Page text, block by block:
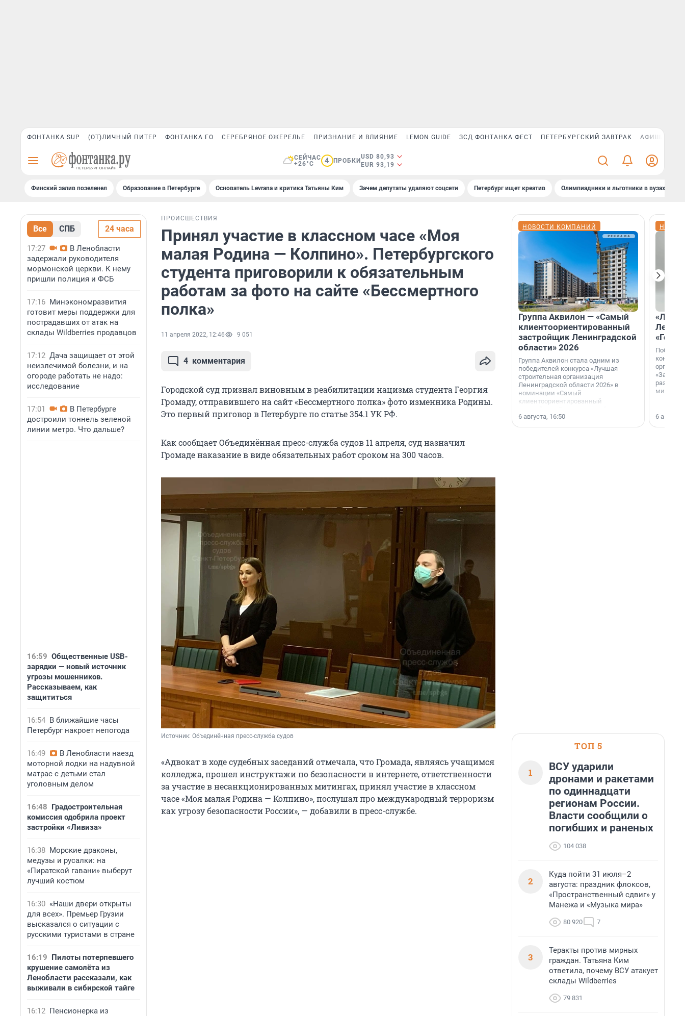
ФОНТАНКА SUP (ОТ)ЛИЧНЫЙ ПИТЕР ФОНТАНКА ГО СЕРЕБРЯНОЕ ОЖЕРЕЛЬЕ ПРИЗНАНИЕ И ВЛИЯНИЕ LEMON GUIDE ЗСД ФОНТАНКА ФЕСТ ПЕТЕРБУРГСКИЙ ЗАВТРАК АФИША PLUS
СЕЙЧАС
+26°C
4 ПРОБКИ
USD 80,93
EUR 93,19
Финский залив позеленел Образование в Петербурге Основатель Levrana и критика Татьяны Ким Зачем депутаты удаляют соцсети Петербург ищет креатив Олимпиадники и льготники в вузах СПб
Все СПБ 24 часа
17:27
В Ленобласти
задержали руководителя
мормонской церкви. К нему
пришли полиция и ФСБ
17:16 Минэкономразвития
готовит меры поддержки для
пострадавших от атак на
склады Wildberries продавцов
17:12 Дача защищает от этой
неизлечимой болезни, и на
огороде работать не надо:
исследование
17:01
В Петербурге
достроили тоннель зеленой
линии метро. Что дальше?
16:59 Общественные USB-
зарядки — новый источник
угрозы мошенников.
Рассказываем, как
защититься
16:54 В ближайшие часы
Петербург накроет непогода
16:49
В Ленобласти наезд
моторной лодки на надувной
матрас с детьми стал
уголовным делом
16:48 Градостроительная
комиссия одобрила проект
застройки «Ливиза»
16:38 Морские драконы,
медузы и русалки: на
«Пиратской гавани» выберут
лучший костюм
16:30 «Наши двери открыты
для всех». Премьер Грузии
высказался о ситуации с
русскими туристами в стране
16:19 Пилоты потерпевшего
крушение самолёта из
Ленобласти рассказали, как
выживали в сибирской тайге
16:12 Пенсионерка из
ПРОИСШЕСТВИЯ
Принял участие в классном часе «Моя
малая Родина — Колпино». Петербургского
студента приговорили к обязательным
работам за фото на сайте «Бессмертного
полка»
11 апреля 2022, 12:46 9 051
4 комментария
Городской суд признал виновным в реабилитации нацизма студента Георгия
Громаду, отправившего на сайт «Бессмертного полка» фото изменника Родины.
Это первый приговор в Петербурге по статье 354.1 УК РФ.
Как сообщает Объединённая пресс-служба судов 11 апреля, суд назначил
Громаде наказание в виде обязательных работ сроком на 300 часов.
Источник: Объединённая пресс-служба судов
«Адвокат в ходе судебных заседаний отмечала, что Громада, являясь учащимся
колледжа, прошел инструктажи по безопасности в интернете, ответственности
за участие в несанкционированных митингах, принял участие в классном
часе «Моя малая Родина — Колпино», послушал про международный терроризм
как угрозу безопасности России», — добавили в пресс-службе.
НОВОСТИ КОМПАНИЙ
Группа Аквилон — «Самый
клиентоориентированный
застройщик Ленинградской
области» 2026
Группа Аквилон стала одним из
победителей конкурса «Лучшая
строительная организация
Ленинградской области 2026» в
номинации «Самый
клиентоориентированный
области».
6 августа, 16:50
«За
6
ТОП 5
1
ВСУ ударили
дронами и ракетами
по одиннадцати
регионам России.
Власти сообщили о
погибших и раненых
104 038
2
Куда пойти 31 июля–2
августа: праздник флоксов,
«Пространственный сдвиг» у
Манежа и «Музыка мира»
80 920 7
3
Теракты против мирных
граждан. Татьяна Ким
ответила, почему ВСУ атакует
склады Wildberries
79 831